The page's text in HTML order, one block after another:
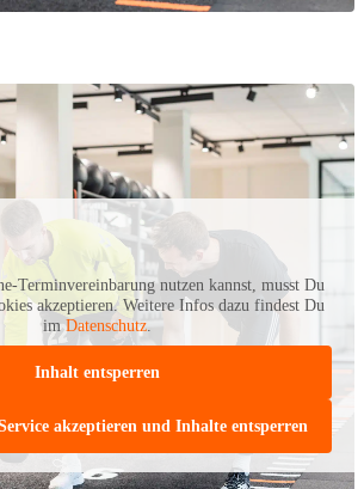
Terminvereinbarung nutzen kannst, musst Du
akzeptieren. Weitere Infos dazu findest Du
imDatenschutz.
Inhalt entsperren
akzeptieren und Inhalte entsperren